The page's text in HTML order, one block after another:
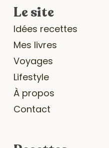
Le site
Idées recettes
Mes livres
Voyages
Lifestyle
À propos
Contact